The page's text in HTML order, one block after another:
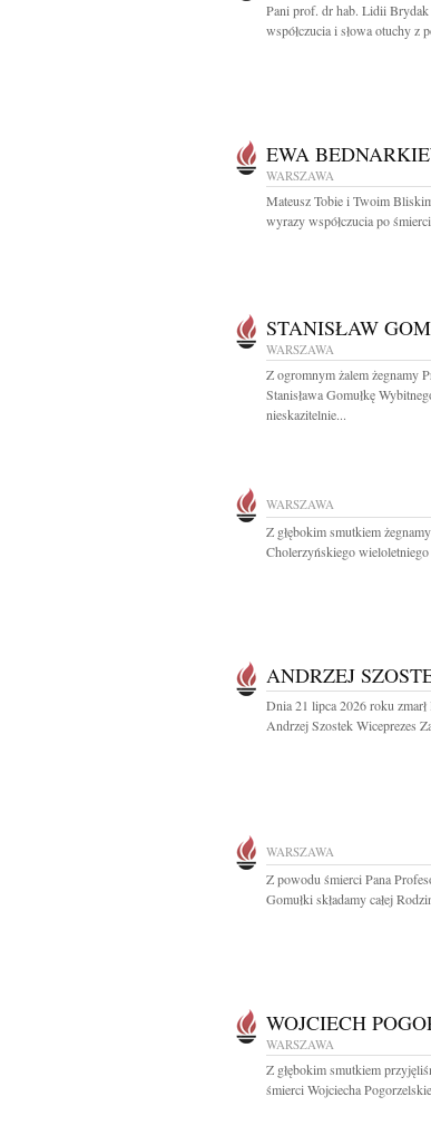
Pani prof. dr hab. Lidii Brydak
współczucia i słowa otuchy z
EWA
WARSZAWA
Mateusz Tobie i Twoim
wyrazy współczucia po
STANISŁAW
WARSZAWA
Z ogromnym żalem żegnamy
Stanisława Gomułkę
nieskazitelnie...
WARSZAWA
Z głębokim smutkiem
Cholerzyńskiego
ANDRZEJ
Dnia 21 lipca 2026 roku
Andrzej Szostek Wiceprezes
WARSZAWA
Z powodu śmierci Pana
Gomułki składamy całej
WOJCIECH
WARSZAWA
Z głębokim smutkiem
śmierci Wojciecha